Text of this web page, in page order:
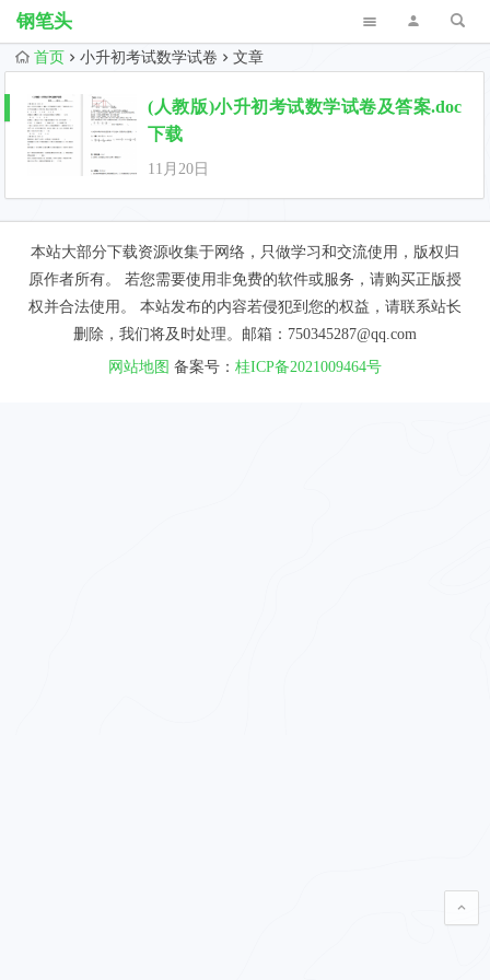
钢笔头
首页 小升初考试数学试卷 文章
(人教版)小升初考试数学试卷及答案.doc
下载
11月20日
本站大部分下载资源收集于网络，只做学习和交流使用，版权归
原作者所有。 若您需要使用非免费的软件或服务，请购买正版授
权并合法使用。 本站发布的内容若侵犯到您的权益，请联系站长
删除，我们将及时处理。邮箱：750345287@qq.com
网站地图 备案号： 桂ICP备2021009464号